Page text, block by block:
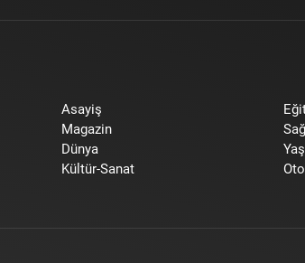
Asayiş
Magazin
Dünya
Kültür-Sanat